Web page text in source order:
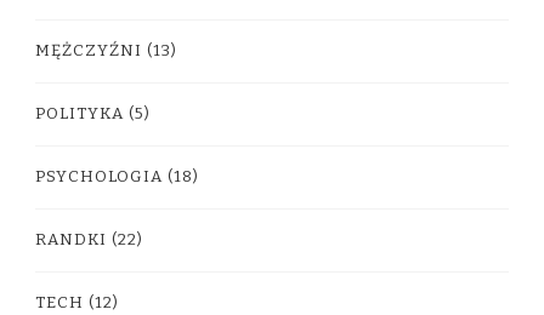
MĘŻCZYŹNI (13)
POLITYKA (5)
PSYCHOLOGIA (18)
RANDKI (22)
TECH (12)